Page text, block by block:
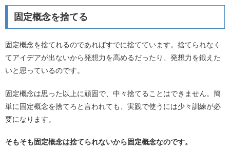
固定概念を捨てる
固定概念を捨てれるのであればすでに捨てています。捨てられなく
てアイデアが出ないから発想力を高めるだったり、発想力を鍛えた
いと思っているのです。
固定概念は思った以上に頑固で、中々捨てることはできません。簡
単に固定概念を捨てろと言われても、実践で使うには少々訓練が必
要になります。
そもそも固定概念は捨てられないから固定概念なのです。